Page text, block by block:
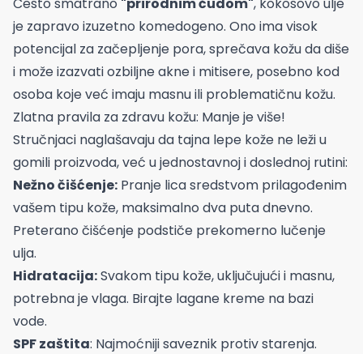
je zapravo izuzetno komedogeno. Ono ima visok
potencijal za začepljenje pora, sprečava kožu da diše
i može izazvati ozbiljne akne i mitisere, posebno kod
osoba koje već imaju masnu ili problematičnu kožu.
Zlatna pravila za zdravu kožu: Manje je više!
Stručnjaci naglašavaju da tajna lepe kože ne leži u
gomili proizvoda, već u jednostavnoj i doslednoj rutini:
Nežno čišćenje: Pranje lica sredstvom prilagođenim
vašem tipu kože, maksimalno dva puta dnevno.
Preterano čišćenje podstiče prekomerno lučenje
ulja.
Hidratacija:Svakom tipu kože, uključujući i masnu,
potrebna je vlaga. Birajte lagane kreme na bazi
vode.
SPF zaštita: Najmoćniji saveznik protiv starenja.